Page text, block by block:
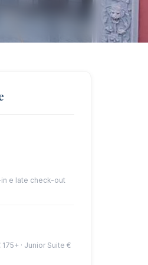
e late check-out
· Junior Suite €